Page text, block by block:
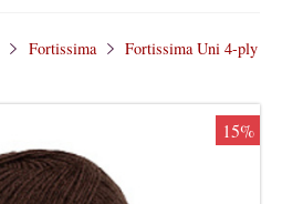
Fortissima
Fortissima Uni 4-ply
15%